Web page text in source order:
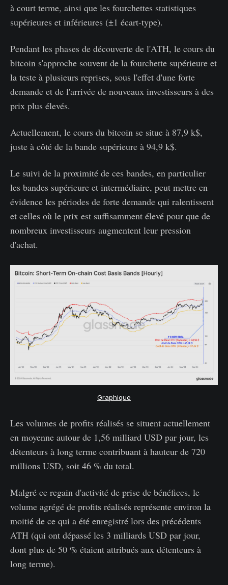
à court terme, ainsi que les fourchettes statistiques
supérieures et inférieures (±1 écart-type).
Pendant les phases de découverte de l'ATH, le cours du
bitcoin s'approche souvent de la fourchette supérieure et
la teste à plusieurs reprises, sous l'effet d'une forte
demande et de l'arrivée de nouveaux investisseurs à des
prix plus élevés.
Actuellement, le cours du bitcoin se situe à 87,9 k$,
juste à côté de la bande supérieure à 94,9 k$.
Le suivi de la proximité de ces bandes, en particulier
les bandes supérieure et intermédiaire, peut mettre en
évidence les périodes de forte demande qui ralentissent
et celles où le prix est suffisamment élevé pour que de
nombreux investisseurs augmentent leur pression
d'achat.
Graphique
Les volumes de profits réalisés se situent actuellement
en moyenne autour de 1,56 milliard USD par jour, les
détenteurs à long terme contribuant à hauteur de 720
millions USD, soit 46 % du total.
Malgré ce regain d'activité de prise de bénéfices, le
volume agrégé de profits réalisés représente environ la
moitié de ce qui a été enregistré lors des précédents
ATH (qui ont dépassé les 3 milliards USD par jour,
dont plus de 50 % étaient attribués aux détenteurs à
long terme).